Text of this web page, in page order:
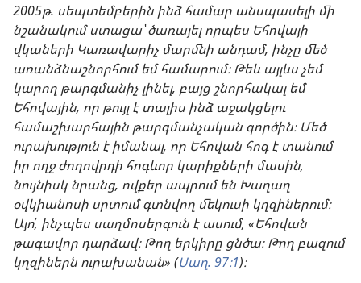
2005թ. սեպտեմբերին ինձ համար անսպասելի մի
նշանակում ստացա՝ ծառայել որպես Եհովայի
վկաների Կառավարիչ մարմնի անդամ, ինչը մեծ
առանձնաշնորհում եմ համարում։ Թեև այլևս չեմ
կարող թարգմանիչ լինել, բայց շնորհակալ եմ
Եհովային, որ թույլ է տալիս ինձ աջակցելու
համաշխարհային թարգմանչական գործին։ Մեծ
ուրախություն է իմանալ, որ Եհովան հոգ է տանում
իր ողջ ժողովրդի հոգևոր կարիքների մասին,
նույնիսկ նրանց, ովքեր ապրում են Խաղաղ
օվկիանոսի սրտում գտնվող մեկուսի կղզիներում։
Այո՛, ինչպես սաղմոսերգուն է ասում, «Եհովան
թագավոր դարձավ։ Թող երկիրը ցնծա։ Թող բազում
կղզիներն ուրախանան» (Սաղ. 97։1)։